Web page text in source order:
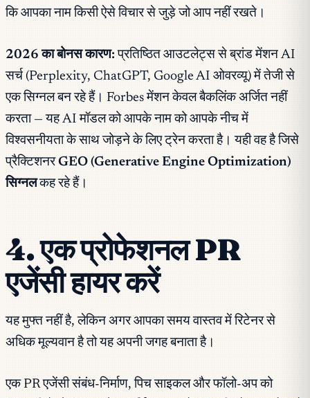
कि आपका नाम किसी ऐसे विचार से जुड़े जो आप नहीं रखते।
2026 का बोनस कारण: प्रतिष्ठित आउटलेट्स से ब्रांड मेंशन AI
सर्च (Perplexity, ChatGPT, Google AI ओवरव्यू) में तेजी से
एक सिग्नल बन रहे हैं। Forbes मेंशन केवल बैकलिंक अर्जित नहीं
करता — यह AI मॉडल को आपके नाम को आपके नीच में
विश्वसनीयता के साथ जोड़ने के लिए ट्रेन करता है। यही वह है जिसे
प्रैक्टिशनरGEO (Generative Engine Optimization)
सिग्नलकह रहे हैं।
4. एक प्रोफेशनल PR
एजेंसी हायर करें
यह मुफ्त नहीं है, लेकिन अगर आपका समय वास्तव में रिटेनर से
अधिक मूल्यवान है तो यह अपनी जगह बनाता है।
एक PR एजेंसी संबंध-निर्माण, पिच साइकल और फॉलो-अप को